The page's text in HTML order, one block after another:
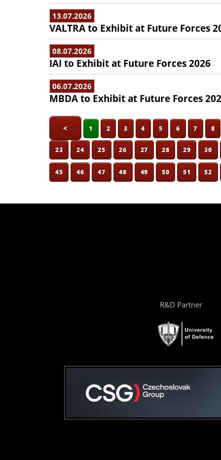
13.07.2026
VALTRA to Exhibit at Future Forces
08.07.2026
IAI to Exhibit at Future Forces 2026
06.07.2026
MBDA to Exhibit at Future Forces
< 1 2 3 4 5 6 7 8
23 24 25 26 27 28 29 30
45 46 47 48 49 50 51 52
R&D Partner